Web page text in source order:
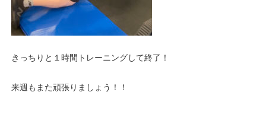
きっちりと１時間トレーニングして終了！
来週もまた頑張りましょう！！